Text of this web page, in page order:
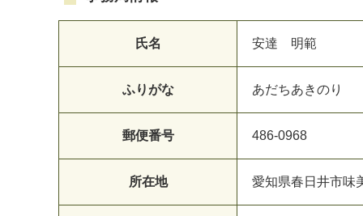
氏名 安達 明範
ふりがな あだちあきのり
郵便番号 486-0968
所在地 愛知県春日井市味